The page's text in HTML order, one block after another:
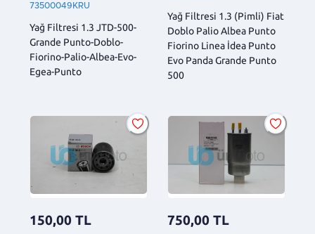
73500049KRU
Yağ Filtresi 1.3 JTD-500-
Grande Punto-Doblo-
Fiorino-Palio-Albea-Evo-
Egea-Punto
Yağ Filtresi 1.3 (Pimli) Fiat
Doblo Palio Albea Punto
Fiorino Linea İdea Punto
Evo Panda Grande Punto
500
150,00 TL 750,00 TL